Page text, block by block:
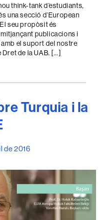
think-tank d’estudiants,
una secció d’European
seu propòsit és
publicacions i
el suport del nostre
Dret de la UAB. […]
Turquia i la
de 2016